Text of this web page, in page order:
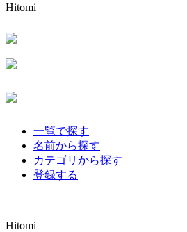
Hitomi
一覧で探す
名前から探す
カテゴリから探す
登録する
Hitomi